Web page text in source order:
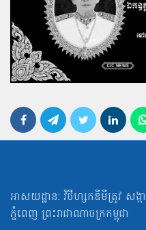
អាសយដ្ឋាន: វិថីហ្សកឌីមីត្រូវ សង្ក
ភ្នំពេញ ព្រះរាជាណាចក្រកម្ពុជា